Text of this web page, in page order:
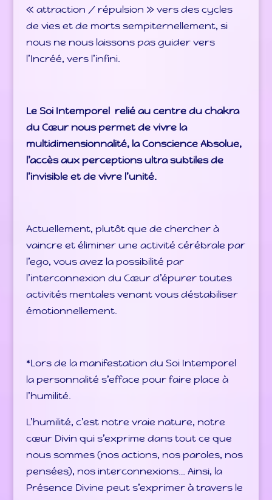
« attraction / répulsion » vers des cycles
de vies et de morts sempiternellement, si
nous ne nous laissons pas guider vers
l’Incréé, vers l’infini.
Le Soi Intemporel relié au centre du chakra
du Cœur nous permet de vivre la
multidimensionnalité, la Conscience Absolue,
l’accès aux perceptions ultra subtiles de
l’invisible et de vivre l’unité.
Actuellement, plutôt que de chercher à
vaincre et éliminer une activité cérébrale par
l’ego, vous avez la possibilité par
l’interconnexion du Cœur d’épurer toutes
activités mentales venant vous déstabiliser
émotionnellement.
*Lors de la manifestation du Soi Intemporel
la personnalité s’efface pour faire place à
l’humilité.
L’humilité, c’est notre vraie nature, notre
cœur Divin qui s’exprime dans tout ce que
nous sommes (nos actions, nos paroles, nos
pensées), nos interconnexions… Ainsi, la
Présence Divine peut s’exprimer à travers le